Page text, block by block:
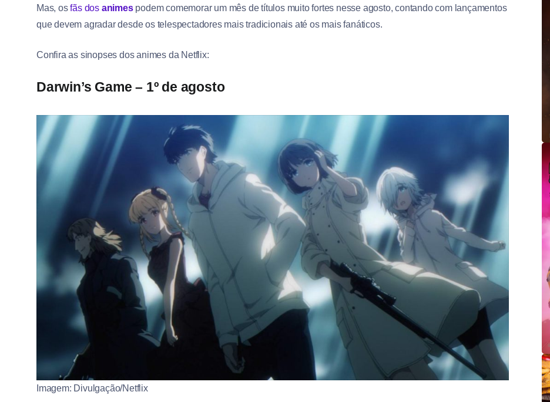
Mas, osfãs dos animes podem comemorar um mês de títulos muito fortes nesse agosto, contando com lançamentos
que devem agradar desde os telespectadores mais tradicionais até os mais fanáticos.
Confira as sinopses dos animes da Netflix:
Darwin’s Game – 1º de agosto
Imagem: Divulgação/Netflix